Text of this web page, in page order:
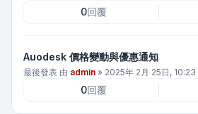
0回覆
Auodesk 價格變動與優惠通知
最後發表 由 admin » 2025年 2月 25日, 10:23
0回覆